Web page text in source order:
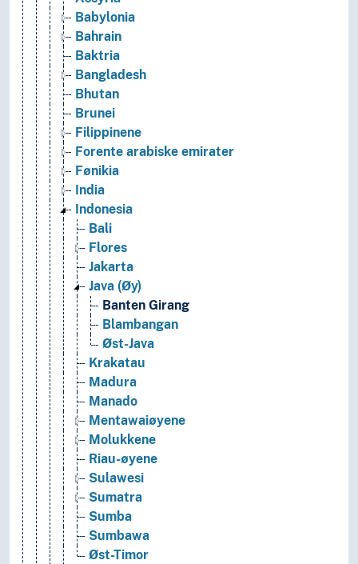
Babylonia
Bahrain
Baktria
Bangladesh
Bhutan
Brunei
Filippinene
Forente arabiske emirater
Fønikia
India
Indonesia
Bali
Flores
Jakarta
Java (Øy)
Banten Girang
Blambangan
Øst-Java
Krakatau
Madura
Manado
Mentawaiøyene
Molukkene
Riau-øyene
Sulawesi
Sumatra
Sumba
Sumbawa
Øst-Timor